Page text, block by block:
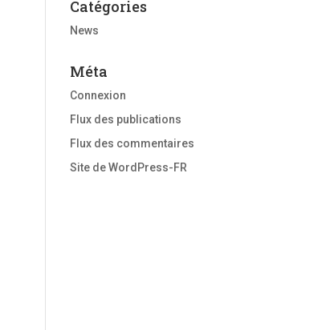
Catégories
News
Méta
Connexion
Flux des publications
Flux des commentaires
Site de WordPress-FR